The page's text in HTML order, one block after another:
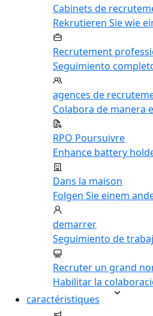
Cabinets de
Rekrutieren Sie wie
Recrutement
Seguimiento
agences de
Colabora de manera
RPO Poursuivre
Enhance battery
Dans la maison
Folgen Sie einem
demarrer
Seguimiento de
Recruter un grand
Habilitar la
caractéristiques